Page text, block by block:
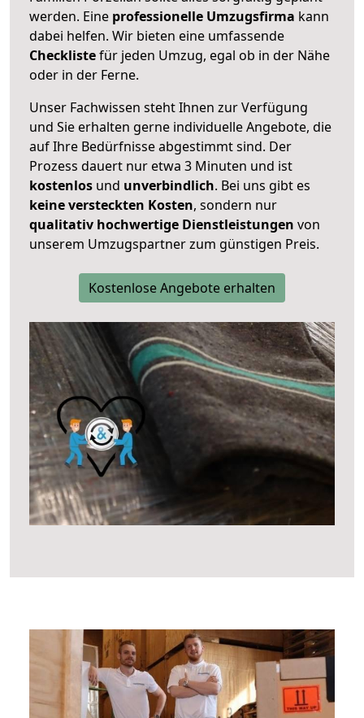
werden. Eine professionelle Umzugsfirma kann
dabei helfen. Wir bieten eine umfassende
Checklistefür jeden Umzug, egal ob in der Nähe
oder in der Ferne.
Unser Fachwissen steht Ihnen zur Verfügung
und Sie erhalten gerne individuelle Angebote, die
auf Ihre Bedürfnisse abgestimmt sind. Der
Prozess dauert nur etwa 3 Minuten und ist
kostenlos und unverbindlich. Bei uns gibt es
keine versteckten Kosten, sondern nur
qualitativ hochwertige Dienstleistungen von
unserem Umzugspartner zum günstigen Preis.
Kostenlose Angebote erhalten